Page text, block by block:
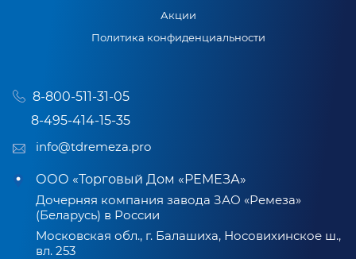
Акции
Политика конфиденциальности
8-800-511-31-05
8-495-414-15-35
info@tdremeza.pro
ООО «Торговый Дом «РЕМЕЗА»
Дочерняя компания завода ЗАО «Ремеза»
(Беларусь) в России
Московская обл., г. Балашиха, Носовихинское ш.,
вл. 253